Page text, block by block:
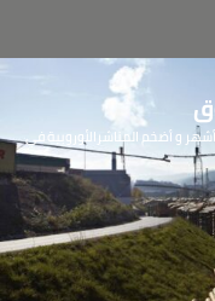
و أضخم المناشرالأوروبية في